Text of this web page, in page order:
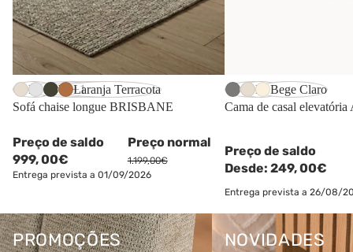
-17%
BegeCinzento Claro
Verde Oliva Escuro
Laranja Terracota
Sofá chaise longue BRISBANE
Preço de saldo
999,00€
Preço normal
1.199,00€
Entrega prevista a 01/09/2026
-29%
Cinzento
BegeBege Claro
Cama de casal
Preço de saldo
Desde: 249,00€
Entrega prevista a 26/08/
Promoções
PROMOÇÕES
Novidades
NOVIDADES
HOLIDAY VIBES
ATÉ -60%
Comprar agora